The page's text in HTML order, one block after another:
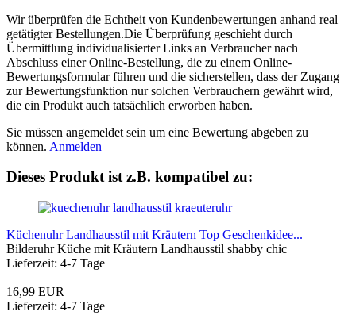
Wir überprüfen die Echtheit von Kundenbewertungen anhand real
getätigter Bestellungen.Die Überprüfung geschieht durch
Übermittlung individualisierter Links an Verbraucher nach
Abschluss einer Online-Bestellung, die zu einem Online-
Bewertungsformular führen und die sicherstellen, dass der Zugang
zur Bewertungsfunktion nur solchen Verbrauchern gewährt wird,
die ein Produkt auch tatsächlich erworben haben.
Sie müssen angemeldet sein um eine Bewertung abgeben zu
können. Anmelden
Dieses Produkt ist z.B. kompatibel zu:
Küchenuhr Landhausstil mit Kräutern Top Geschenkidee...
Bilderuhr Küche mit Kräutern Landhausstil shabby chic
Lieferzeit: 4-7 Tage
16,99 EUR
Lieferzeit: 4-7 Tage